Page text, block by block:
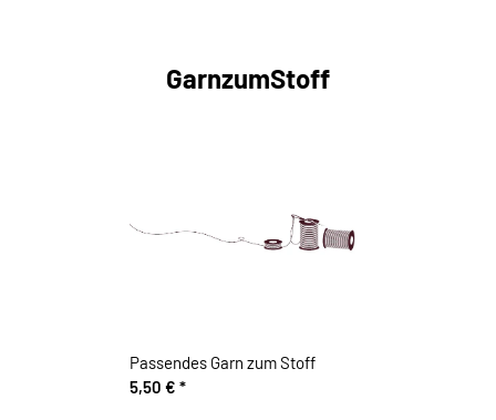
GarnzumStoff
Passendes Garn zum Stoff
5,50 € *